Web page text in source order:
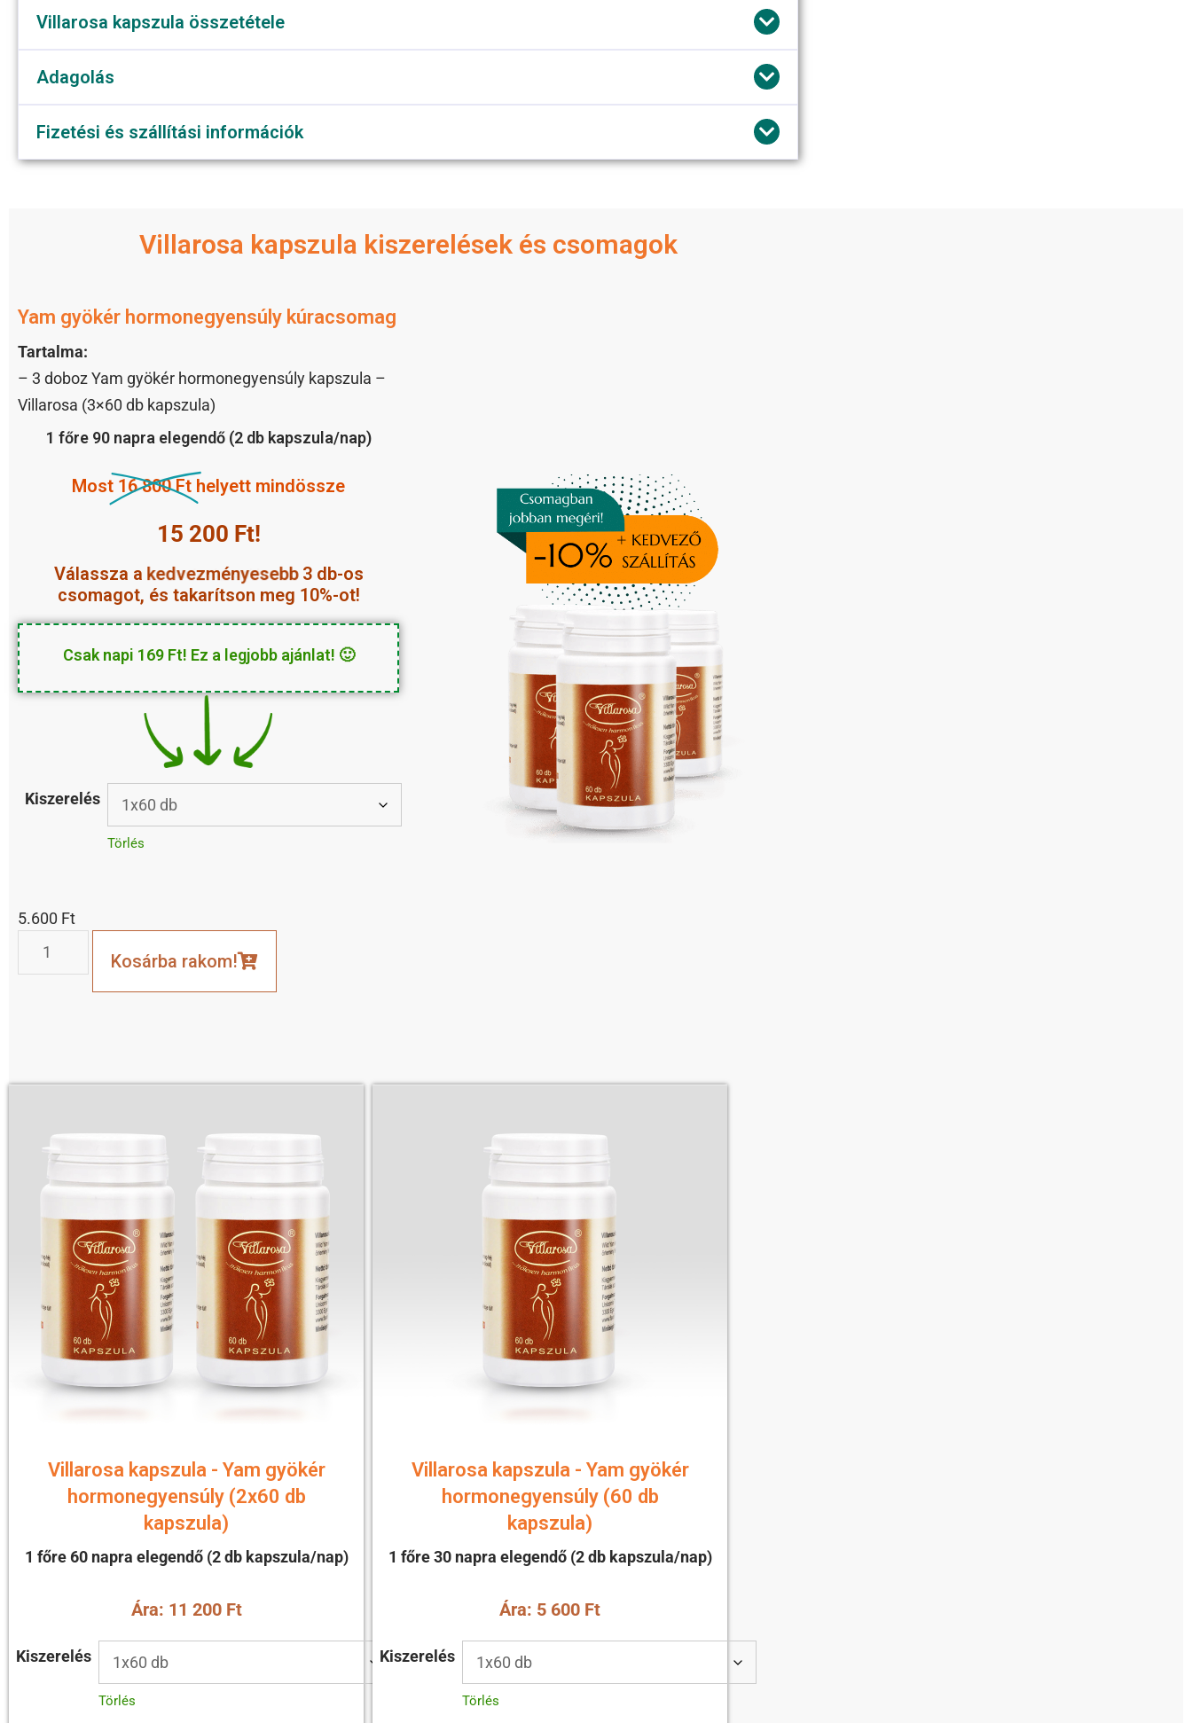
Villarosa kapszula összetétele
Adagolás
Fizetési és szállítási információk
Villarosa kapszula kiszerelések és csomagok
Yam gyökér hormonegyensúly kúracsomag
Tartalma:
– 3 doboz Yam gyökér hormonegyensúly kapszula –
Villarosa (3×60 db kapszula)
1 főre 90 napra elegendő (2 db kapszula/nap)
Most 16 800 Ft helyett mindössze
15 200 Ft!
Válassza a kedvezményesebb 3 db-os
csomagot, és takarítson meg 10%-ot!
Csak napi 169 Ft! Ez a legjobb ajánlat! 🙂
Kiszerelés
Törlés
5.600 Ft
Kosárba rakom!
Villarosa kapszula - Yam gyökér
hormonegyensúly (2x60 db
kapszula)
1 főre 60 napra elegendő (2 db kapszula/nap)
Ára: 11 200 Ft
Kiszerelés
Törlés
Villarosa kapszula - Yam gyökér
hormonegyensúly (60 db
kapszula)
1 főre 30 napra elegendő (2 db kapszula/nap)
Ára: 5 600 Ft
Kiszerelés
Törlés